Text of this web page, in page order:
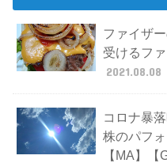
ファイザ
受けるフ
2021.08.08
コロナ暴
株のパフ
【MA】【